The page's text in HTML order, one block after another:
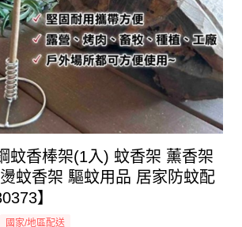
蚊香棒架(1入) 蚊香架 薰香架
蚊香架 驅蚊用品 居家防蚊配
】
國家/地區配送